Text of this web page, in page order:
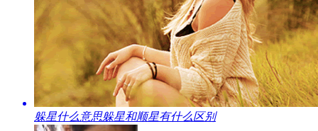
​躲星什么意思躲星和顺星有什么区别